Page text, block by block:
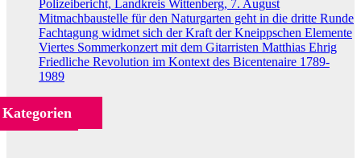
Polizeibericht, Landkreis Wittenberg, 7. August
Mitmachbaustelle für den Naturgarten geht in die dritte Runde
Fachtagung widmet sich der Kraft der Kneippschen Elemente
Viertes Sommerkonzert mit dem Gitarristen Matthias Ehrig
Friedliche Revolution im Kontext des Bicentenaire 1789-
1989
Kategorien